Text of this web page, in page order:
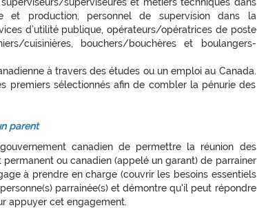
et production, personnel de supervision dans la
d’utilité publique, opérateurs/opératrices de poste
cuisinières, bouchers/bouchères et boulangers-
à travers des études ou un emploi au Canada.
premiers sélectionnés afin de combler la pénurie des
parent
canadien de permettre la réunion des
ou canadien (appelé un garant) de parrainer
à prendre en charge (couvrir les besoins essentiels
parrainée(s) et démontre qu'il peut répondre
appuyer cet engagement.